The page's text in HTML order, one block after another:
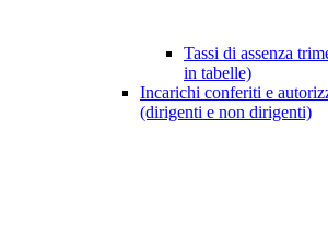
Tassi di assenza
in tabelle)
Incarichi conferiti e
(dirigenti e non dirigenti)